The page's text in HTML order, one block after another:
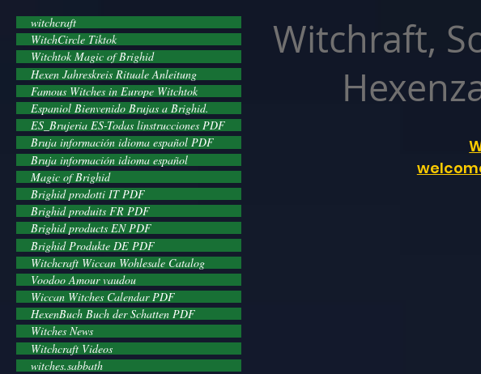
witchcraft
WitchCircle Tiktok
Witchtok Magic of Brighid
Hexen Jahreskreis Rituale Anleitung
Famous Witches in Europe Witchtok
Espaniol Bienvenido Brujas a Brighid.
ES_Brujeria ES-Todas linstrucciones PDF
Bruja información idioma español PDF
Bruja información idioma español
Magic of Brighid
Brighid prodotti IT PDF
Brighid produits FR PDF
Brighid products EN PDF
Brighid Produkte DE PDF
Witchcraft Wiccan Wohlesale Catalog
Voodoo Amour vaudou
Wiccan Witches Calendar PDF
HexenBuch Buch der Schatten PDF
Witches News
Witchcraft Videos
witches.sabbath
Witchraft,